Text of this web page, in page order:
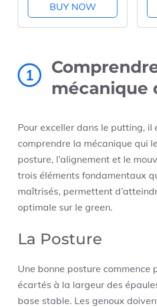
BUY NOW
1
mécanique
Pour exceller dans le putting, il
comprendre la mécanique qui
posture, l’alignement et le
trois éléments fondamentaux
maîtrisés, permettent
optimale sur le green.
La Posture
Une bonne posture commence
écartés à la largeur des
base stable. Les genoux